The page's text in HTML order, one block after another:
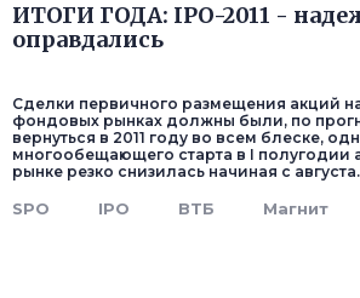
ИТОГИ ГОДА: IPO-2011 -
оправдались
Сделки первичного размещения акций
фондовых рынках должны были, по
вернуться в 2011 году во всем блеске,
многообещающего старта в I полугодии
рынке резко снизилась начиная с августа.
SPO IPO ВТБ Магнит